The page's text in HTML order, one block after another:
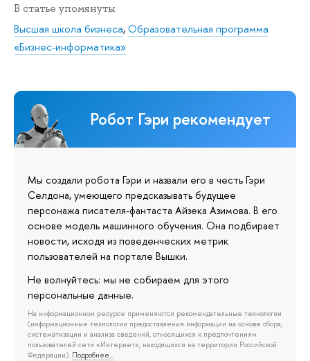
В статье упомянуты
Высшая школа бизнеса,Образовательная программа
«Бизнес-информатика»
Робот Гэри рекомендует
Мы создали робота Гэри и назвали его в честь Гэри
Селдона, умеющего предсказывать будущее
персонажа писателя-фантаста Айзека Азимова. В его
основе модель машинного обучения. Она подбирает
новости, исходя из поведенческих метрик
пользователей на портале Вышки.
Не волнуйтесь: мы не собираем для этого
персональные данные.
На информационном ресурсе применяются рекомендательные технологии
(информационные технологии предоставления информации на основе сбора,
систематизации и анализа сведений, относящихся к предпочтениям
пользователей сети «Интернет», находящихся на территории Российской
Федерации). Подробнее…